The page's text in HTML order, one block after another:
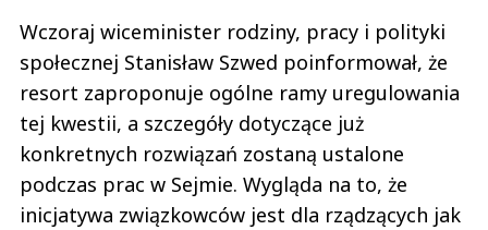
Wczoraj wiceminister rodziny, pracy i polityki
społecznej Stanisław Szwed poinformował, że
resort zaproponuje ogólne ramy uregulowania
tej kwestii, a szczegóły dotyczące już
konkretnych rozwiązań zostaną ustalone
podczas prac w Sejmie. Wygląda na to, że
inicjatywa związkowców jest dla rządzących jak